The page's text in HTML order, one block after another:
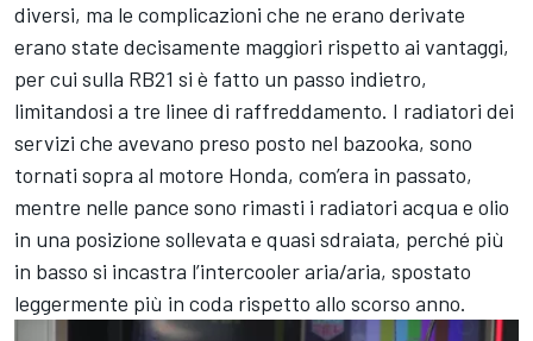
diversi, ma le complicazioni che ne erano derivate
erano state decisamente maggiori rispetto ai vantaggi,
per cui sulla RB21 si è fatto un passo indietro,
limitandosi a tre linee di raffreddamento. I radiatori dei
servizi che avevano preso posto nel bazooka, sono
tornati sopra al motore Honda, com’era in passato,
mentre nelle pance sono rimasti i radiatori acqua e olio
in una posizione sollevata e quasi sdraiata, perché più
in basso si incastra l’intercooler aria/aria, spostato
leggermente più in coda rispetto allo scorso anno.